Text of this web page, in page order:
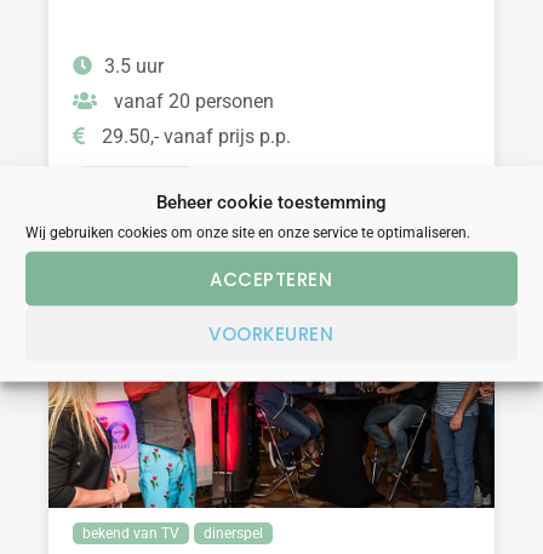
Beheer cookie toestemming
Wij gebruiken cookies om onze site en onze service te optimaliseren.
ACCEPTEREN
VOORKEUREN
3.5 uur
vanaf 20 personen
29.50,- vanaf prijs p.p.
BEKIJK
bekend van TV dinerspel